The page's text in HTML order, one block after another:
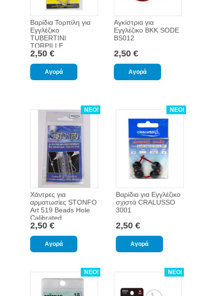
2,50 €
Βαρίδια Τορπίλη για
Εγγλέζικο
TUBERTINI
TORPILLE
COMPETITION
2,50 €
Αγκίστρια για
Εγγλέζικο BKK SODE
BS012
ΝΕΟ!
2,50 €
Χάντρες για
αρματωσίες STONFO
Art 519 Beads Hole
Calibrated
ΝΕΟ!
2,50 €
Βαρίδια για Εγγλέζικο
σχιστά CRALUSSO
3001
ΝΕΟ! ΝΕΟ!